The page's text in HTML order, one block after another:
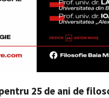
25 de ani de